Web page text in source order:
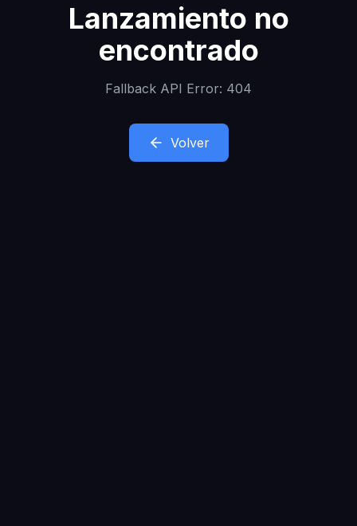
Lanzamiento no
encontrado
Fallback API Error: 404
Volver